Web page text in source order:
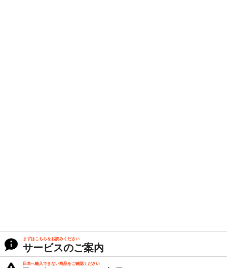
まずはこちらをお読みください
サービスのご案内
日本へ輸入できない商品をご確認ください